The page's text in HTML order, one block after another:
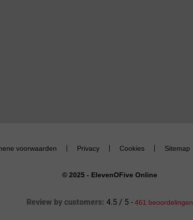
voorwaarden Privacy Cookies Sitemap
© 2025 - ElevenOFive Online
Review by customers: 4.5 / 5 - 461 beoordelingen